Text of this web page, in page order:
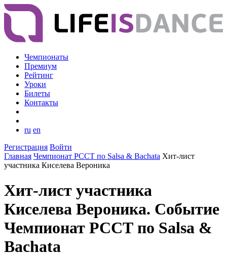
Чемпионаты
Премиум
Рейтинг
Уроки
Билеты
Контакты
ru en
Регистрация Войти
Главная Чемпионат РССТ по Salsa & Bachata Хит-лист
участника Киселева Вероника
Хит-лист участника
Киселева Вероника. Событие
Чемпионат РССТ по Salsa &
Bachata